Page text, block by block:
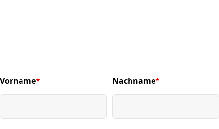
Vorname*
(required) Nachname*
(required)